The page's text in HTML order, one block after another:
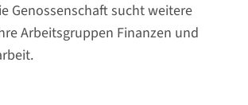
Genossenschaft sucht weitere
Arbeitsgruppen Finanzen und